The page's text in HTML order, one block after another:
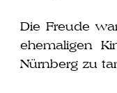
Die Freude
ehe­ma­li­gen
Nürnberg zu